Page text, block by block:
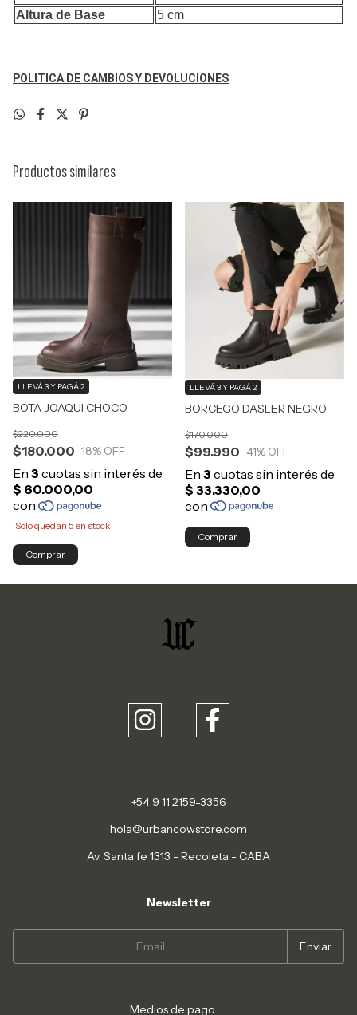
Altura de Base
5 cm
POLITICA DE CAMBIOS Y DEVOLUCIONES
Productos similares
BOTA JOAQUI CHOCO
$180.000
$220.000
18% OFF
LLEVÁ 3 Y PAGÁ 2
¡Solo quedan 5 en stock!
Comprar
BORCEGO DASLER NEGRO
$99.990
$170.000
41% OFF
LLEVÁ 3 Y PAGÁ 2
Comprar
+54 9 11 2159-3356
hola@urbancowstore.com
Av. Santa fe 1313 - Recoleta - CABA
Newsletter
Medios de pago